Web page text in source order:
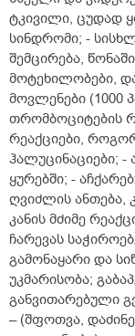
ტკივილი, ცუდად
სინდრომი; -
შემცირება,
მოტეხილობები,
მოვლენები (1000
თრომბოციტების
რეაქციები,
ჰალუცინაციები;
ყურებში; -
ღვიძლის ანთება,
კანის მძიმე
ჩარევას
გამონაყარი და
უკმარისობა;
განვითარებული
– (შფოთვა,